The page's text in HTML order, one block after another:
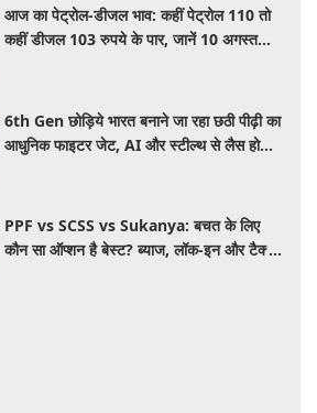
आज का पेट्रोल-डीजल भाव: कहीं पेट्रोल 110 तो
कहीं डीजल 103 रुपये के पार, जानें 10 अगस्त
6th Gen छोड़िये भारत बनाने जा रहा छठी पीढ़ी का
आधुनिक फाइटर जेट, AI और स्टील्थ से लैस होगा
PPF vs SCSS vs Sukanya: बचत के लिए
कौन सा ऑप्शन है बेस्ट? ब्याज, लॉक-इन और टैक्स